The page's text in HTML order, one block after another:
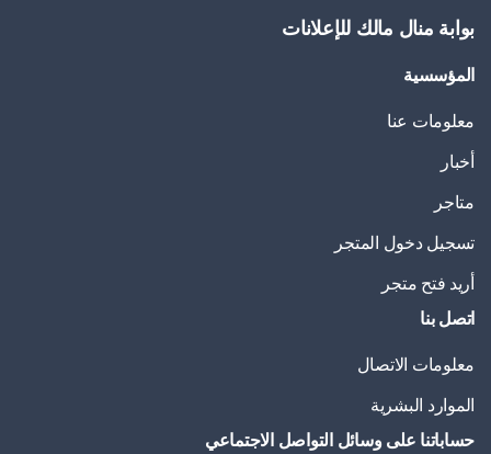
بوابة منال مالك للإعلانات
المؤسسية
معلومات عنا
أخبار
متاجر
تسجيل دخول المتجر
أريد فتح متجر
اتصل بنا
معلومات الاتصال
الموارد البشرية
حساباتنا على وسائل التواصل الاجتماعي